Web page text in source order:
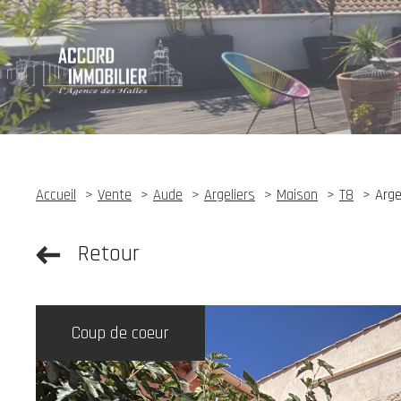
Accueil Vente Aude Argeliers Maison T8
Retour
Coup de coeur